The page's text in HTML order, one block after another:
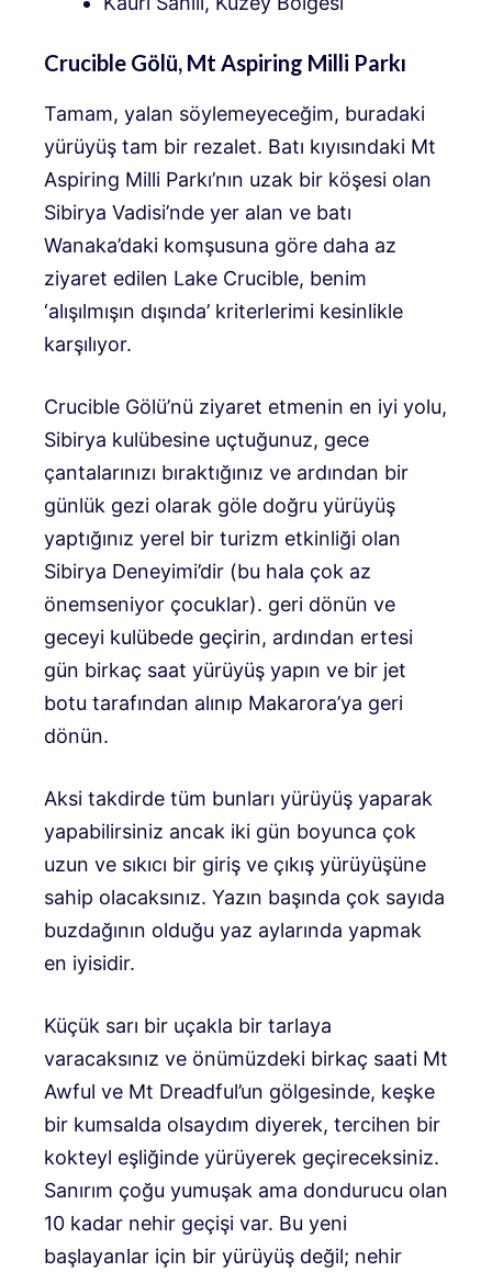
Crucible Gölü, Mt Aspiring Milli Parkı
Tamam, yalan söylemeyeceğim, buradaki
yürüyüş tam bir rezalet. Batı kıyısındaki Mt
Aspiring Milli Parkı’nın uzak bir köşesi olan
Sibirya Vadisi’nde yer alan ve batı
Wanaka’daki komşusuna göre daha az
ziyaret edilen Lake Crucible, benim
‘alışılmışın dışında’ kriterlerimi kesinlikle
karşılıyor.
Crucible Gölü’nü ziyaret etmenin en iyi yolu,
Sibirya kulübesine uçtuğunuz, gece
çantalarınızı bıraktığınız ve ardından bir
günlük gezi olarak göle doğru yürüyüş
yaptığınız yerel bir turizm etkinliği olan
Sibirya Deneyimi’dir (bu hala çok az
önemseniyor çocuklar). geri dönün ve
geceyi kulübede geçirin, ardından ertesi
gün birkaç saat yürüyüş yapın ve bir jet
botu tarafından alınıp Makarora’ya geri
dönün.
Aksi takdirde tüm bunları yürüyüş yaparak
yapabilirsiniz ancak iki gün boyunca çok
uzun ve sıkıcı bir giriş ve çıkış yürüyüşüne
sahip olacaksınız. Yazın başında çok sayıda
buzdağının olduğu yaz aylarında yapmak
en iyisidir.
Küçük sarı bir uçakla bir tarlaya
varacaksınız ve önümüzdeki birkaç saati Mt
Awful ve Mt Dreadful’un gölgesinde, keşke
bir kumsalda olsaydım diyerek, tercihen bir
kokteyl eşliğinde yürüyerek geçireceksiniz.
Sanırım çoğu yumuşak ama dondurucu olan
10 kadar nehir geçişi var. Bu yeni
başlayanlar için bir yürüyüş değil; nehir